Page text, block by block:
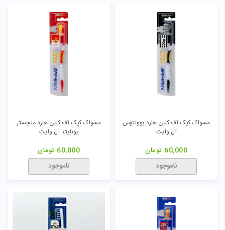
مسواک کیک آف کلین هارد یوونتوس
آل وایت
60,000 تومان
ناموجود
مسواک کیک آف کلین هارد منچستر
یونایتد آل وایت
60,000 تومان
ناموجود